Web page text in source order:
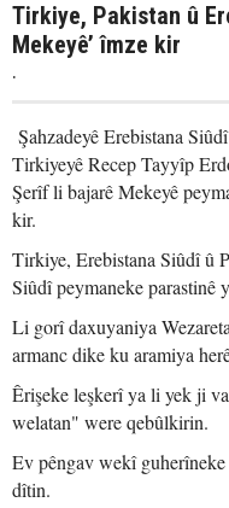
Tirkiye, Pakistan û
Mekeyê’ îmze kir
.
Şahzadeyê Erebistana
Tirkiyeyê Recep Tayyîp
Şerîf li bajarê Mekeyê
kir.
Tirkiye, Erebistana Siûdî û
Siûdî peymaneke parastinê
Li gorî daxuyaniya
armanc dike ku aramiya
Êrişeke leşkerî ya li yek ji
welatan" were qebûlkirin.
Ev pêngav wekî
dîtin.